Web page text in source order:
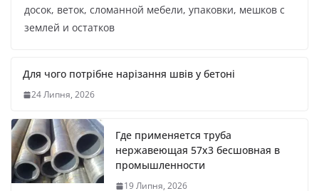
досок, веток, сломанной мебели, упаковки, мешков с
землей и остатков
Для чого потрібне нарізання швів у бетоні
24 Липня, 2026
Где применяется труба
нержавеющая 57х3 бесшовная в
промышленности
19 Липня, 2026